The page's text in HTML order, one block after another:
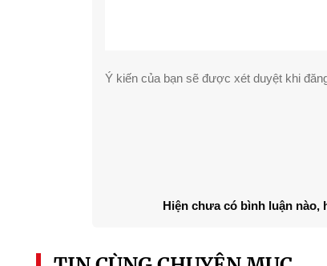
Ý kiến của bạn sẽ được xét duyệt khi
Hiện chưa có bình luận